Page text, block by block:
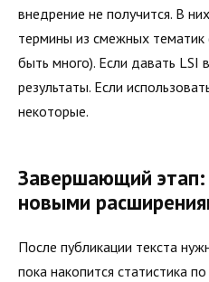
внедрение не получится. В
термины из смежных
быть много). Если давать LSI
результаты. Если
некоторые.
Завершающий этап:
новыми
После публикации текста
пока накопится статистика